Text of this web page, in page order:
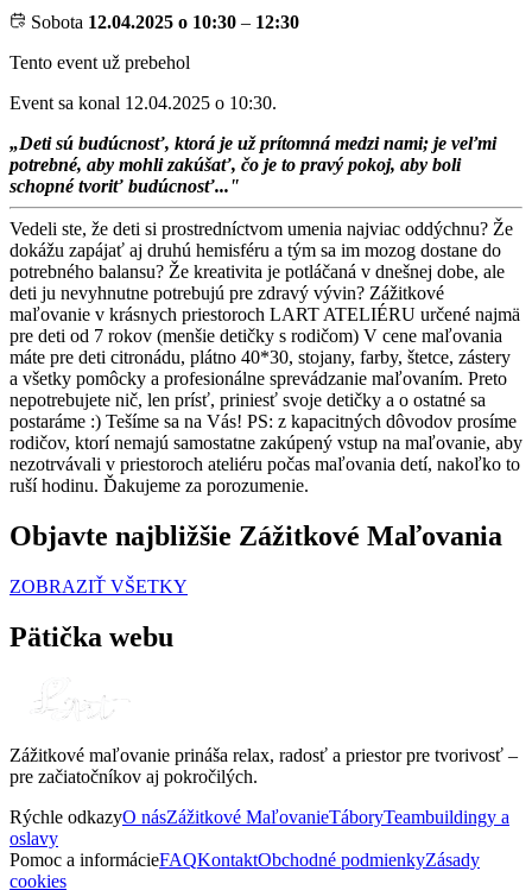
Sobota 12.04.2025 o 10:30 – 12:30
Tento event už prebehol
Event sa konal 12.04.2025 o 10:30.
„Deti sú budúcnosť, ktorá je už prítomná medzi nami; je veľmi
potrebné, aby mohli zakúšať, čo je to pravý pokoj, aby boli
schopné tvoriť budúcnosť..."
Vedeli ste, že deti si prostredníctvom umenia najviac oddýchnu? Že
dokážu zapájať aj druhú hemisféru a tým sa im mozog dostane do
potrebného balansu? Že kreativita je potláčaná v dnešnej dobe, ale
deti ju nevyhnutne potrebujú pre zdravý vývin? Zážitkové
maľovanie v krásnych priestoroch LART ATELIÉRU určené najmä
pre deti od 7 rokov (menšie detičky s rodičom) V cene maľovania
máte pre deti citronádu, plátno 40*30, stojany, farby, štetce, zástery
a všetky pomôcky a profesionálne sprevádzanie maľovaním. Preto
nepotrebujete nič, len prísť, priniesť svoje detičky a o ostatné sa
postaráme :) Tešíme sa na Vás! PS: z kapacitných dôvodov prosíme
rodičov, ktorí nemajú samostatne zakúpený vstup na maľovanie, aby
nezotrvávali v priestoroch ateliéru počas maľovania detí, nakoľko to
ruší hodinu. Ďakujeme za porozumenie.
Objavte najbližšie Zážitkové Maľovania
ZOBRAZIŤ VŠETKY
Pätička webu
Zážitkové maľovanie prináša relax, radosť a priestor pre tvorivosť –
pre začiatočníkov aj pokročilých.
Rýchle odkazyO násZážitkové MaľovanieTáboryTeambuildingy a
oslavy
Pomoc a informácieFAQKontaktObchodné podmienkyZásady
cookies